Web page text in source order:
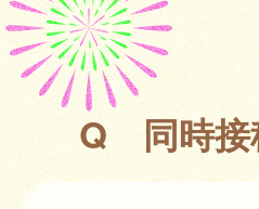
Q 同時接